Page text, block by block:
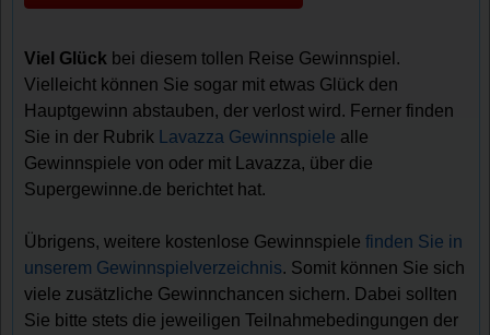
Viel Glück bei diesem tollen Reise Gewinnspiel.
Vielleicht können Sie sogar mit etwas Glück den
Hauptgewinn abstauben, der verlost wird. Ferner finden
Sie in der Rubrik
Lavazza Gewinnspiele alle
Gewinnspiele von oder mit Lavazza, über die
Supergewinne.de berichtet hat.
Übrigens, weitere kostenlose Gewinnspielefinden Sie in
unserem Gewinnspielverzeichnis. Somit können Sie sich
viele zusätzliche Gewinnchancen sichern. Dabei sollten
Sie bitte stets die jeweiligen Teilnahmebedingungen der